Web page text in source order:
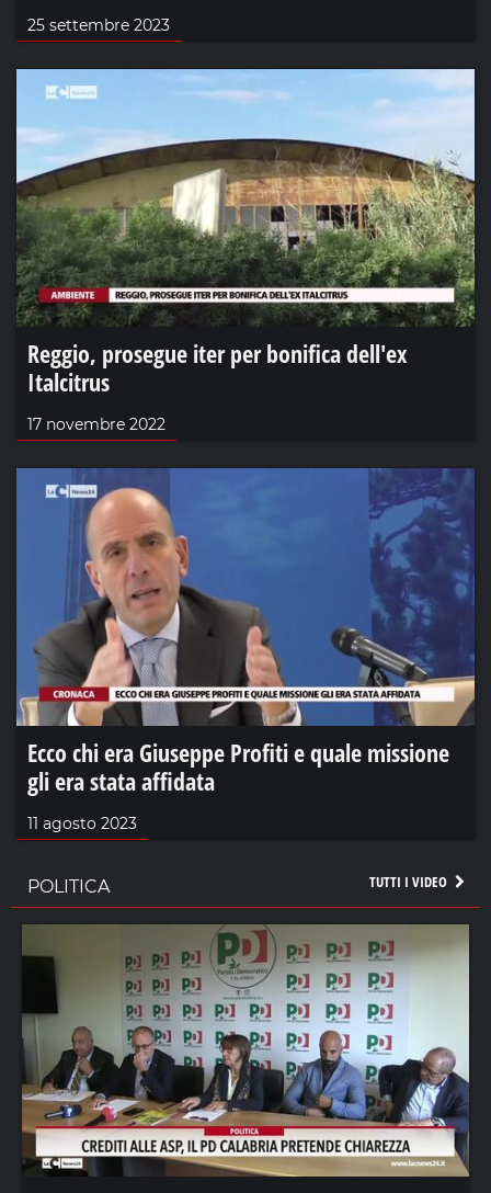
25 settembre 2023
Reggio, prosegue iter per bonifica dell'ex
Italcitrus
17 novembre 2022
Ecco chi era Giuseppe Profiti e quale missione
gli era stata affidata
11 agosto 2023
TUTTI I VIDEO
POLITICA